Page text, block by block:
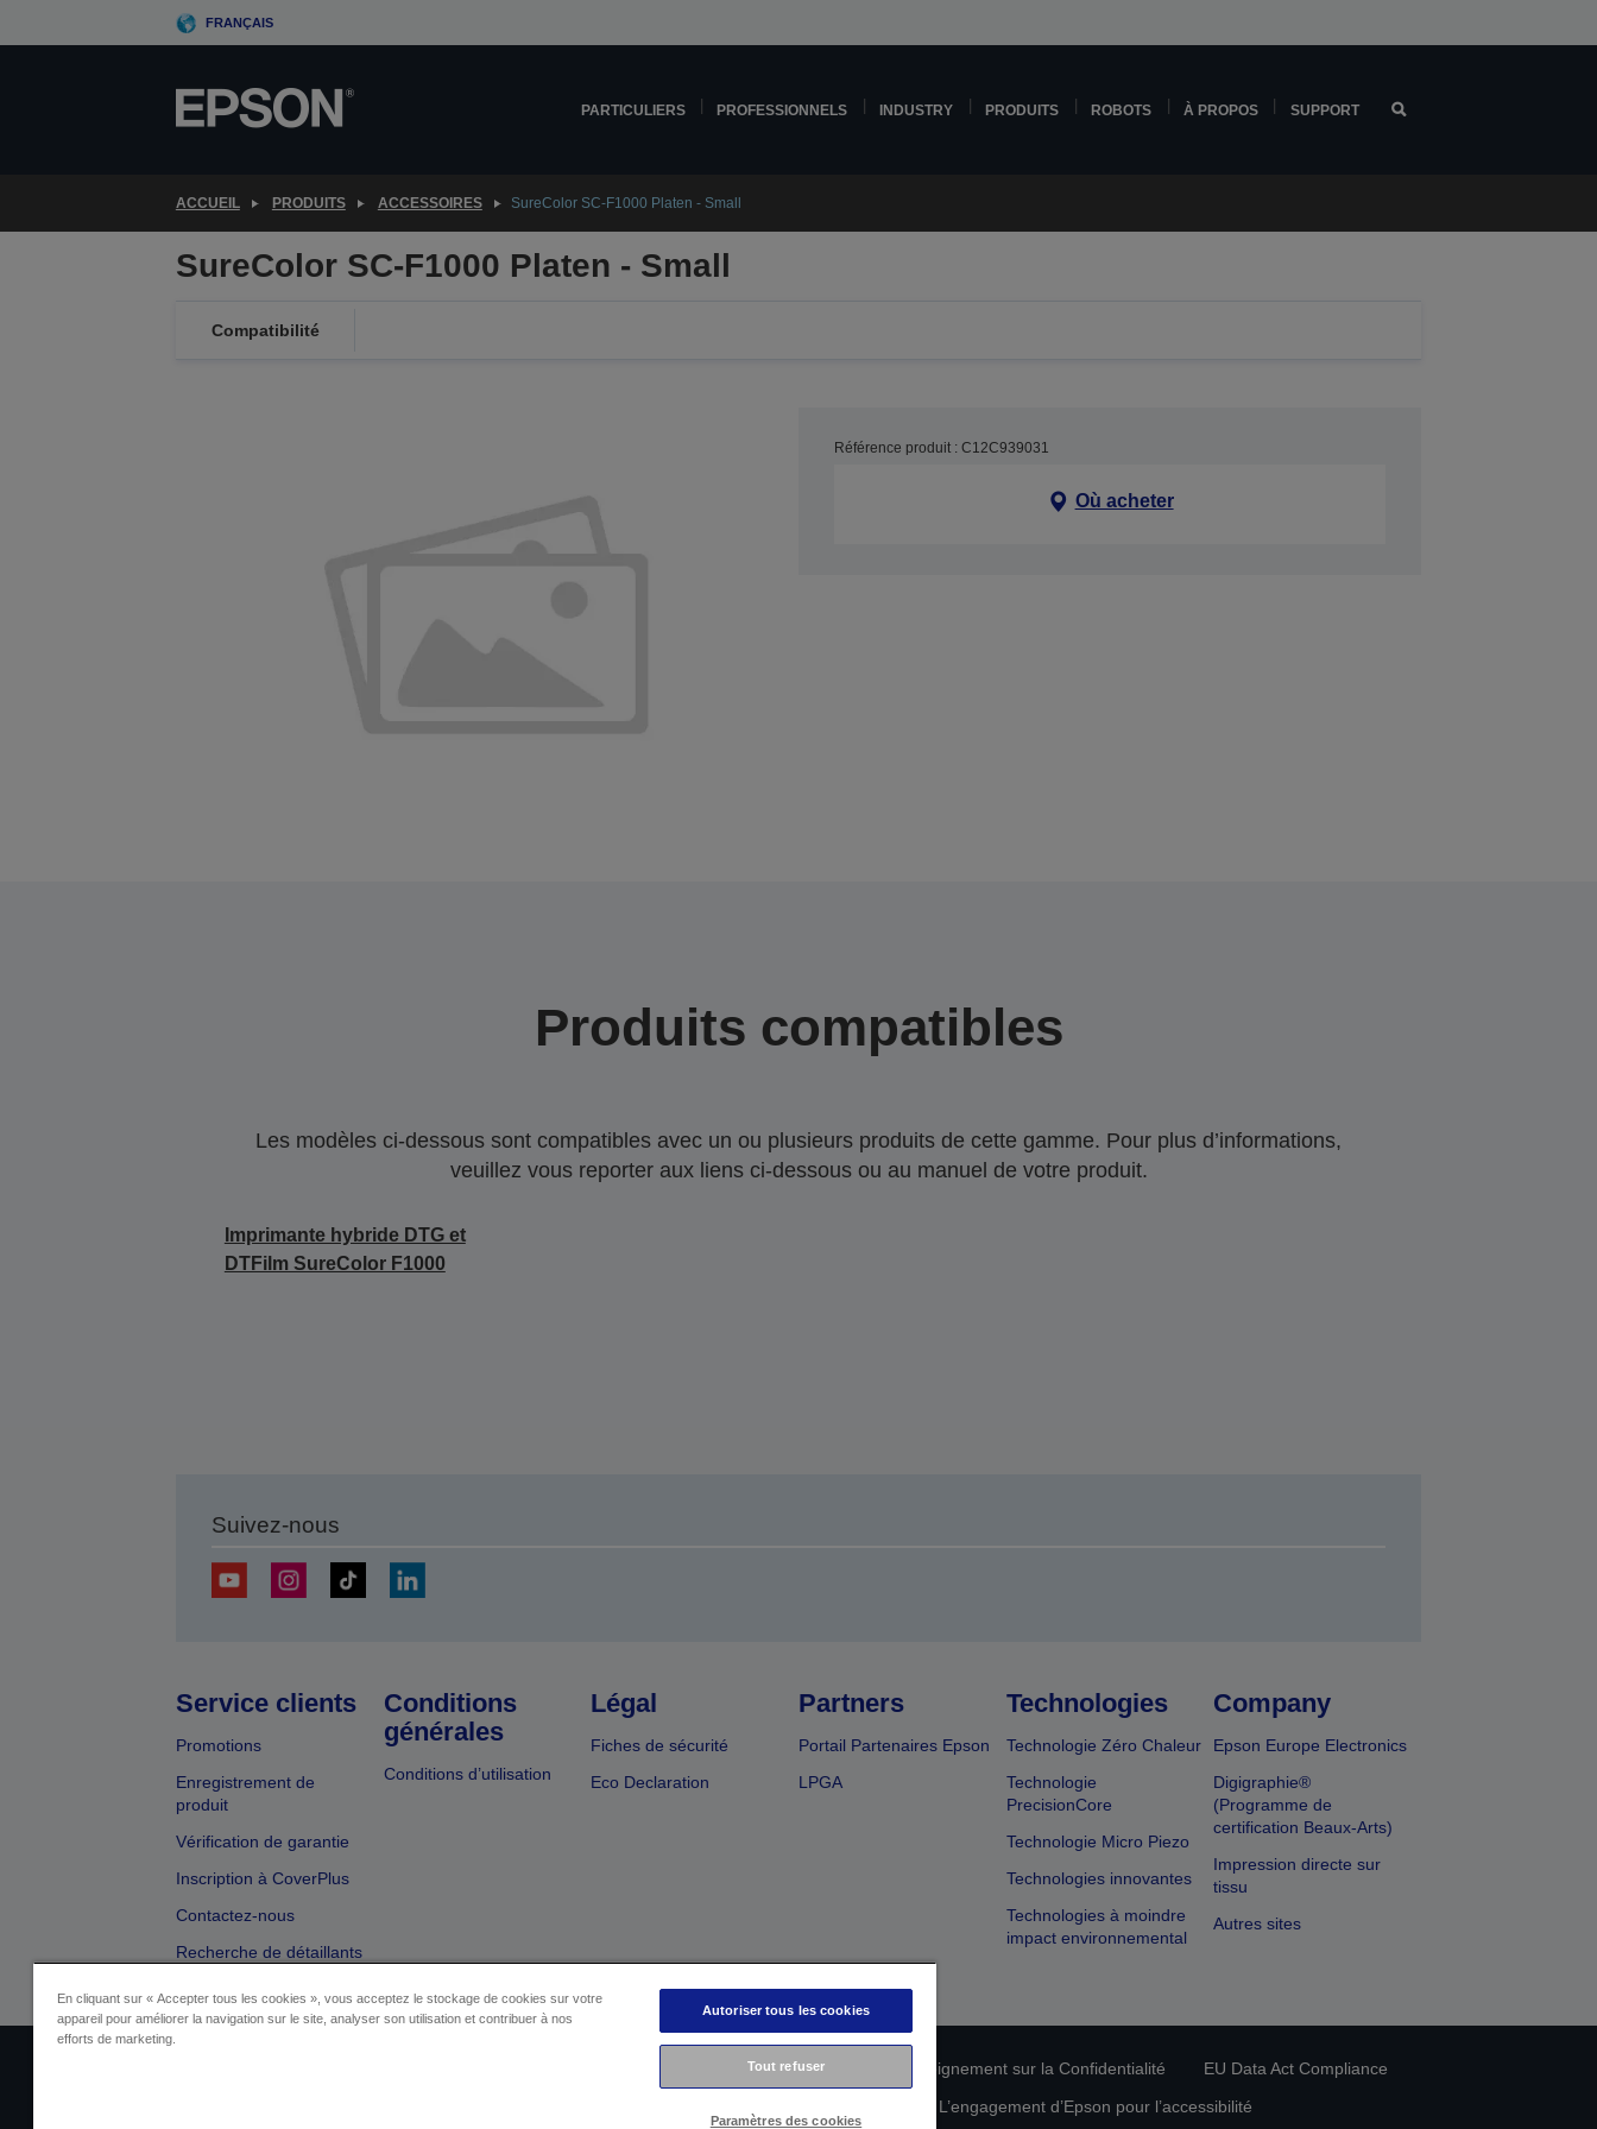
to
FRANÇAIS
PARTICULIERS PROFESSIONNELS INDUSTRY PRODUITS ROBOTS À PROPOS SUPPORT
ACCUEIL PRODUITS ACCESSOIRES SureColor SC-F1000 Platen - Small
SureColor SC-F1000 Platen - Small
Compatibilité
Référence produit : C12C939031
Où acheter
Produits compatibles
Les modèles ci-dessous sont compatibles avec un ou plusieurs produits de cette gamme. Pour plus d’informations,
veuillez vous reporter aux liens ci-dessous ou au manuel de votre produit.
Imprimante hybride DTG et
DTFilm SureColor F1000
Suivez-nous
Service clients
Promotions
Enregistrement de
produit
Vérification de garantie
Inscription à CoverPlus
Contactez-nous
Recherche de détaillants
Conditions
générales
Conditions d’utilisation
Légal
Fiches de sécurité
Eco Declaration
Partners
Portail Partenaires Epson
LPGA
Technologies
Technologie Zéro Chaleur
Technologie
PrecisionCore
Technologie Micro Piezo
Technologies innovantes
Technologies à moindre
impact environnemental
Company
Epson Europe Electronics
Digigraphie®
(Programme de
certification Beaux-Arts)
Impression directe sur
tissu
Autres sites
Déclaration de Renseignement sur la Confidentialité
EU Data Act Compliance
L’engagement d’Epson pour l’accessibilité
En cliquant sur « Accepter tous les cookies », vous acceptez le stockage de cookies sur votre
appareil pour améliorer la navigation sur le site, analyser son utilisation et contribuer à nos
efforts de marketing.
Autoriser tous les cookies
Tout refuser
Paramètres des cookies